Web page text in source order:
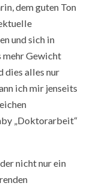
dem guten Ton
und sich in
mehr Gewicht
dies alles nur
ich mir jenseits
„Doktorarbeit“
nicht nur ein